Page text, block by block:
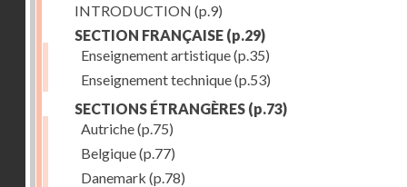
INTRODUCTION (p.9)
SECTION FRANÇAISE (p.29)
Enseignement artistique(p.35)
Enseignement technique(p.53)
SECTIONS ÉTRANGÈRES (p.73)
Autriche(p.75)
Belgique(p.77)
Danemark (p.78)